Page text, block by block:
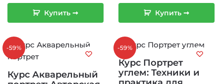
составляла
690 грн.
290 грн.
Купить ➞
цена
составляла
1,190 грн.
цена:
490 грн.
Купить ➞
-59%
Курс Акварельный
-59%
Курс Портрет
углем: Техники и